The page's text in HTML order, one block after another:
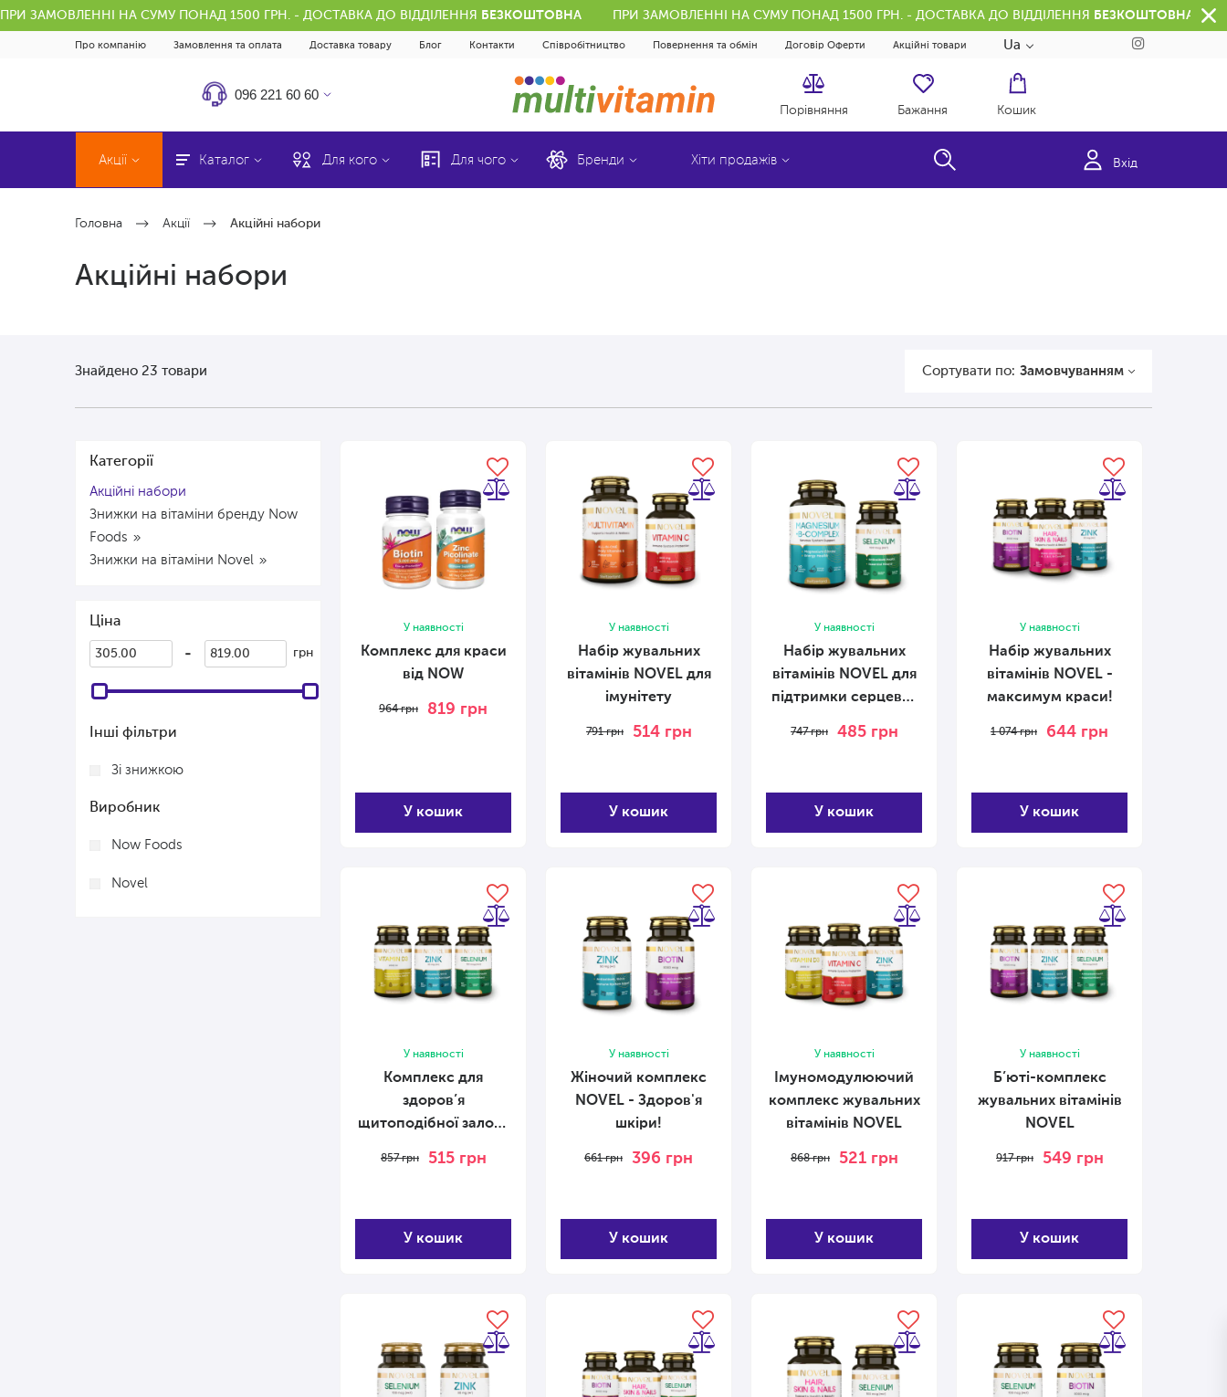
ПРИ ЗАМОВЛЕННІ НА СУМУ ПОНАД 1500 ГРН. - ДОСТАВКА ДО ВІДДІЛЕННЯ БЕЗКОШТОВНА ПРИ ЗАМОВЛЕННІ НА СУМУ ПОНАД 1500 ГРН. - ДОСТАВКА ДО ВІДДІЛЕННЯ БЕЗКОШТОВНА
Про компанію Замовлення та оплата Доставка товару Блог Контакти Співробітництво Повернення та обмін Договір Оферти Акційні товари Ua
096 221 60 60
Бажання
Порівняння Кошик
Акції Каталог Для кого Для чого Бренди Хіти продажів Вхід
Головна Акції Акційні набори
Акційні набори
Знайдено 23 товари Сортувати по: Замовчуванням
Категорії
Акційні набори
Знижки на вітаміни бренду Now
Foods
Знижки на вітаміни Novel
Ціна
- грн
Інші фільтри
Зі знижкою
Виробник
Now Foods
Novel
У наявності
Комплекс для краси
від NOW
964грн 819 грн
У кошик
У наявності
Набір жувальних
вітамінів NOVEL для
імунітету
791грн 514 грн
У кошик
У наявності
Набір жувальних
вітамінів NOVEL для
підтримки серцево-
747грн 485 грн
У кошик
У наявності
Набір жувальних
вітамінів NOVEL -
максимум краси!
1 074грн 644 грн
У кошик
У наявності
Комплекс для
здоров’я
щитоподібної залози
857грн 515 грн
У кошик
У наявності
Жіночий комплекс
NOVEL - Здоров'я
шкіри!
661грн 396 грн
У кошик
У наявності
Імуномодулюючий
комплекс жувальних
вітамінів NOVEL
868грн 521 грн
У кошик
У наявності
Б’юті-комплекс
жувальних вітамінів
NOVEL
917грн 549 грн
У кошик